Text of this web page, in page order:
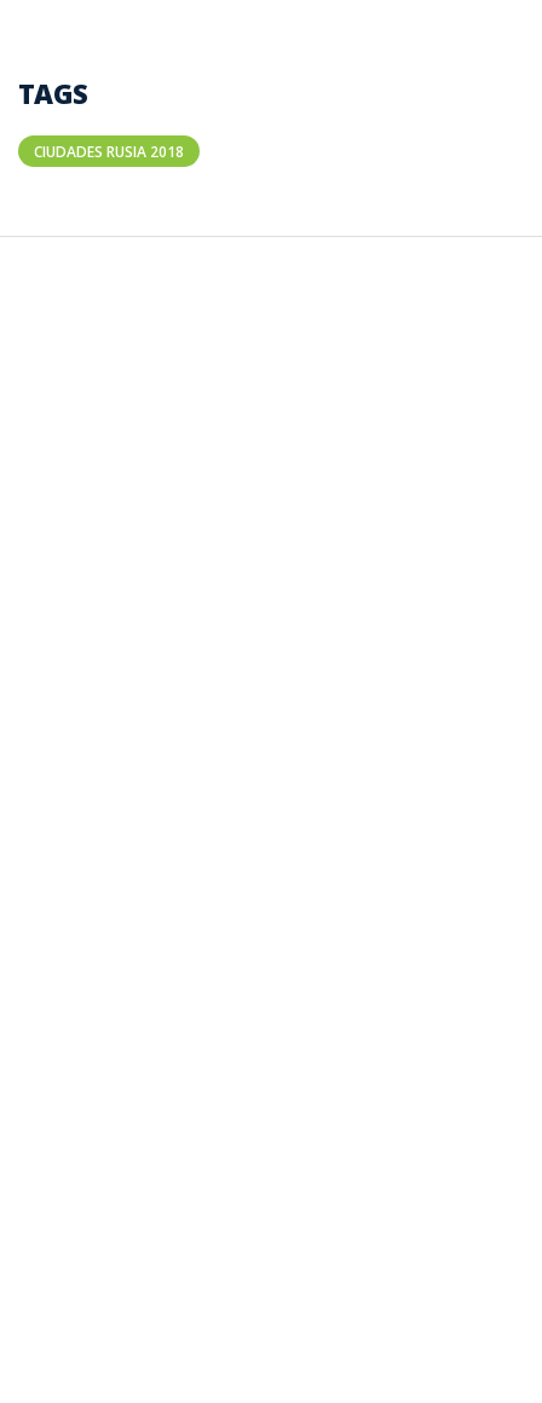
TAGS
CIUDADES RUSIA 2018